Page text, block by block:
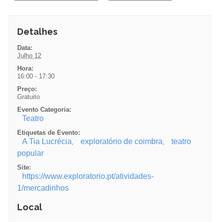
Detalhes
Data:
Julho 12
Hora:
16:00 - 17:30
Preço:
Gratuito
Evento Categoria:
Teatro
Etiquetas de Evento:
A Tia Lucrécia, exploratório de coimbra,
teatro
popular
Site:
https://www.exploratorio.pt/atividades-
1/mercadinhos
Local